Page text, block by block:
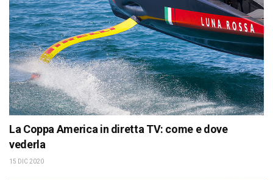
La Coppa America in diretta TV: come e dove
vederla
15 DIC 2020